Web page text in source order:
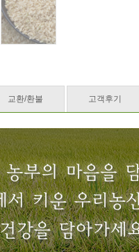
교환/환불 고객후기